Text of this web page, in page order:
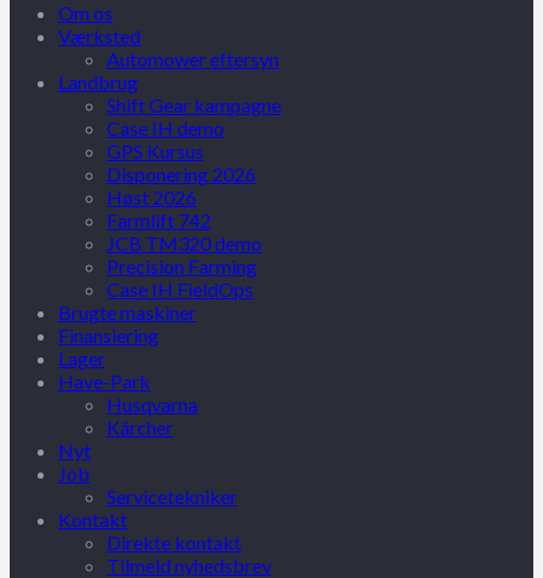
Om os
Værksted
Automower eftersyn
Landbrug
Shift Gear kampagne
Case IH demo
GPS Kursus
Disponering 2026
Høst 2026
Farmlift 742
JCB TM320 demo
Precision Farming
Case IH FieldOps
Brugte maskiner
Finansiering
Lager
Have-Park
Husqvarna
Kärcher
Nyt
Job
Servicetekniker
Kontakt
Direkte kontakt
Tilmeld nyhedsbrev